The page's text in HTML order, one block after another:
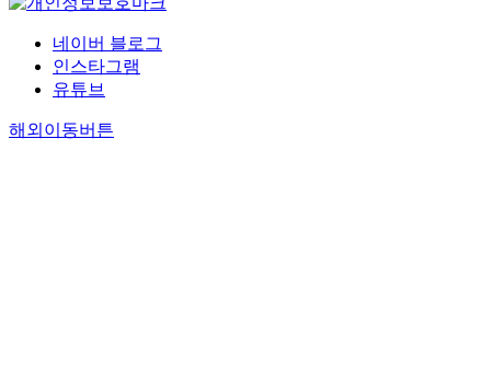
네이버 블로그
인스타그램
유튜브
해외이동버튼